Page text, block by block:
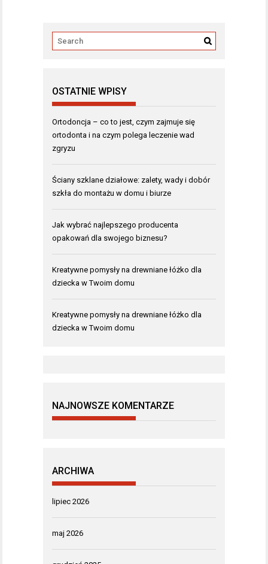
OSTATNIE WPISY
Ortodoncja – co to jest, czym zajmuje się
ortodonta i na czym polega leczenie wad
zgryzu
Ściany szklane działowe: zalety, wady i dobór
szkła do montażu w domu i biurze
Jak wybrać najlepszego producenta
opakowań dla swojego biznesu?
Kreatywne pomysły na drewniane łóżko dla
dziecka w Twoim domu
Kreatywne pomysły na drewniane łóżko dla
dziecka w Twoim domu
NAJNOWSZE KOMENTARZE
ARCHIWA
lipiec 2026
maj 2026